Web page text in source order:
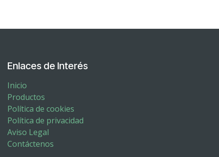
Enlaces de Interés
Inicio
Productos
Política de cookies
Política de privacidad
Aviso Legal
Contáctenos